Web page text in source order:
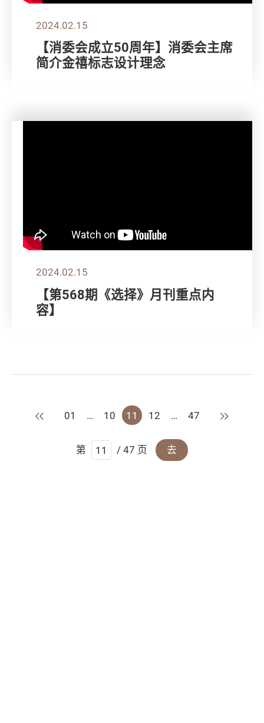
2024.02.15
【消委会成立50周年】消委会主席
简介金禧标志设计理念
2024.02.15
【第568期《选择》月刊重点内
容】
上一页
01 … 10 11 12 … 47 下一页
第 / 47 页 去